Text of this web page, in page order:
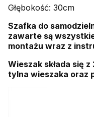
Głębokość: 30cm
Szafka do
zawarte są
montażu wraz z
Wieszak składa się z
tylna wieszaka oraz